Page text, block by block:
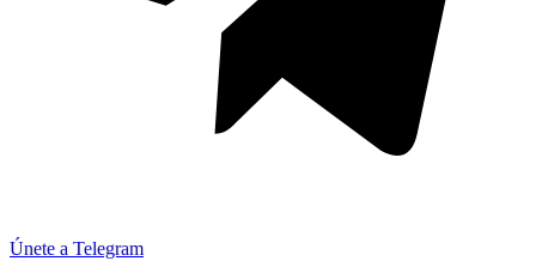
Únete a Telegram